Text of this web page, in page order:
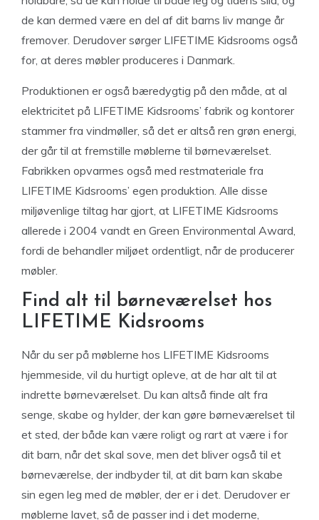
de kan dermed være en del af dit barns liv mange år
fremover. Derudover sørger LIFETIME Kidsrooms også
for, at deres møbler produceres i Danmark.
Produktionen er også bæredygtig på den måde, at al
elektricitet på LIFETIME Kidsrooms’ fabrik og kontorer
stammer fra vindmøller, så det er altså ren grøn energi,
der går til at fremstille møblerne til børneværelset.
Fabrikken opvarmes også med restmateriale fra
LIFETIME Kidsrooms’ egen produktion. Alle disse
miljøvenlige tiltag har gjort, at LIFETIME Kidsrooms
allerede i 2004 vandt en Green Environmental Award,
fordi de behandler miljøet ordentligt, når de producerer
møbler.
Find alt til børneværelset hos
LIFETIME Kidsrooms
Når du ser på møblerne hos LIFETIME Kidsrooms
hjemmeside, vil du hurtigt opleve, at de har alt til at
indrette børneværelset. Du kan altså finde alt fra
senge, skabe og hylder, der kan gøre børneværelset til
et sted, der både kan være roligt og rart at være i for
dit barn, når det skal sove, men det bliver også til et
børneværelse, der indbyder til, at dit barn kan skabe
sin egen leg med de møbler, der er i det. Derudover er
møblerne lavet, så de passer ind i det moderne,